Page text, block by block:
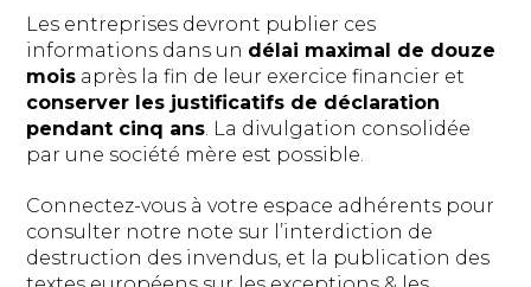
Les entreprises devront publier ces
informations dans un délai maximal de douze
mois après la fin de leur exercice financier et
conserver les justificatifs de déclaration
pendant cinq ans . La divulgation consolidée
par une société mère est possible.
Connectez-vous à votre espace adhérents pour
consulter notre note sur l’interdiction de
destruction des invendus, et la publication des